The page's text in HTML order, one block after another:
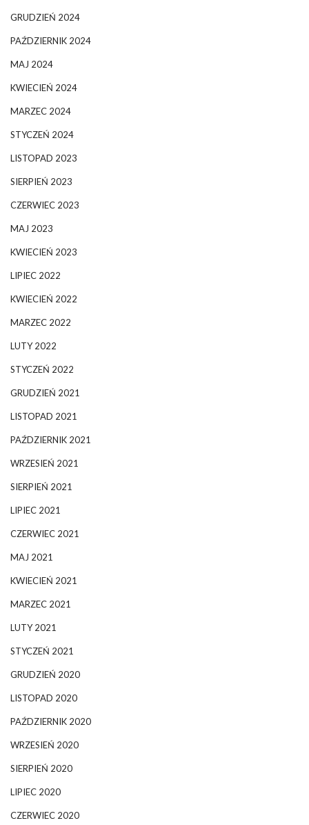
GRUDZIEŃ 2024
PAŹDZIERNIK 2024
MAJ 2024
KWIECIEŃ 2024
MARZEC 2024
STYCZEŃ 2024
LISTOPAD 2023
SIERPIEŃ 2023
CZERWIEC 2023
MAJ 2023
KWIECIEŃ 2023
LIPIEC 2022
KWIECIEŃ 2022
MARZEC 2022
LUTY 2022
STYCZEŃ 2022
GRUDZIEŃ 2021
LISTOPAD 2021
PAŹDZIERNIK 2021
WRZESIEŃ 2021
SIERPIEŃ 2021
LIPIEC 2021
CZERWIEC 2021
MAJ 2021
KWIECIEŃ 2021
MARZEC 2021
LUTY 2021
STYCZEŃ 2021
GRUDZIEŃ 2020
LISTOPAD 2020
PAŹDZIERNIK 2020
WRZESIEŃ 2020
SIERPIEŃ 2020
LIPIEC 2020
CZERWIEC 2020